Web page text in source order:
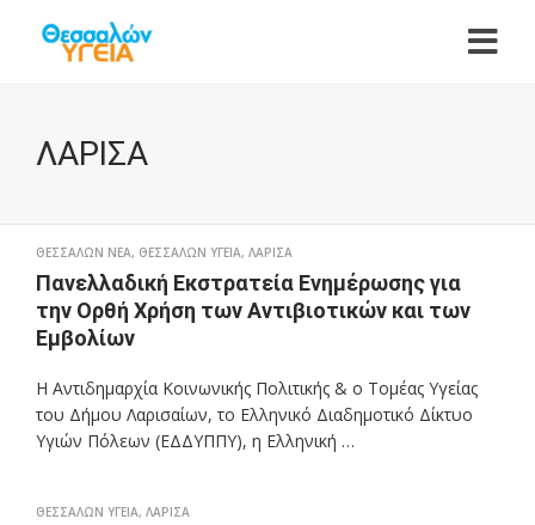
ΛΑΡΙΣΑ
ΘΕΣΣΑΛΩΝ ΝΕΑ, ΘΕΣΣΑΛΩΝ ΥΓΕΙΑ, ΛΑΡΙΣΑ
Πανελλαδική Εκστρατεία Ενημέρωσης για
την Ορθή Χρήση των Αντιβιοτικών και των
Εμβολίων
Η Αντιδημαρχία Κοινωνικής Πολιτικής & ο Τομέας Υγείας
του Δήμου Λαρισαίων, το Ελληνικό Διαδημοτικό Δίκτυο
Υγιών Πόλεων (ΕΔΔΥΠΠΥ), η Ελληνική …
ΘΕΣΣΑΛΩΝ ΥΓΕΙΑ, ΛΑΡΙΣΑ